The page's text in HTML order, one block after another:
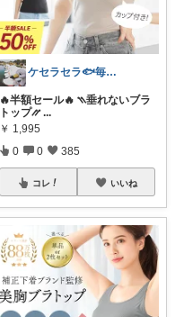
ケセラセラ🐟毎日を快適にするアイテム
🔥半額セール🔥 ⳹垂れないブラ
トップ⳼...
￥ 1,995
0 0 385
コレ いいね